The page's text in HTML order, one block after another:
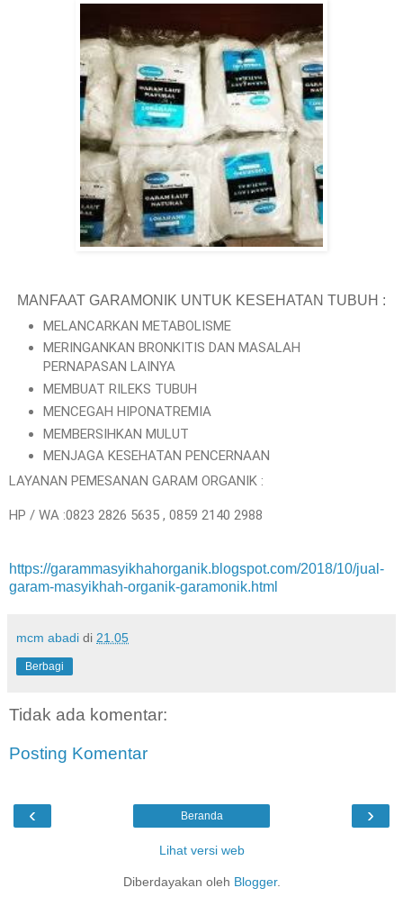
MANFAAT GARAMONIK UNTUK KESEHATAN TUBUH :
MELANCARKAN METABOLISME
MERINGANKAN BRONKITIS DAN MASALAH
PERNAPASAN LAINYA
MEMBUAT RILEKS TUBUH
MENCEGAH HIPONATREMIA
MEMBERSIHKAN MULUT
MENJAGA KESEHATAN PENCERNAAN
LAYANAN PEMESANAN GARAM ORGANIK :
HP / WA :0823 2826 5635 , 0859 2140 2988
https://garammasyikhahorganik.blogspot.com/2018/10/jual-
garam-masyikhah-organik-garamonik.html
mcm abadi di 21.05
Berbagi
Tidak ada komentar:
Posting Komentar
‹ ›
Beranda
Lihat versi web
Diberdayakan oleh Blogger.